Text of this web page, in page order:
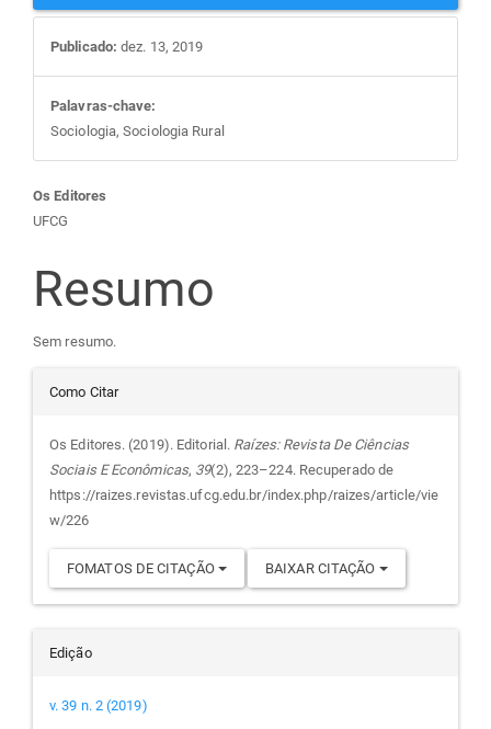
Publicado: dez. 13, 2019
Palavras-chave:
Sociologia, Sociologia Rural
Conteúdo
do
artigo
principal
Os Editores
UFCG
Resumo
Sem resumo.
Detalhes
do
artigo
Como Citar
Os Editores. (2019). Editorial. Raízes: Revista De Ciências
Sociais E Econômicas, 39(2), 223–224. Recuperado de
https://raizes.revistas.ufcg.edu.br/index.php/raizes/article/vie
w/226
FOMATOS DE CITAÇÃO BAIXAR CITAÇÃO
Edição
v. 39 n. 2 (2019)